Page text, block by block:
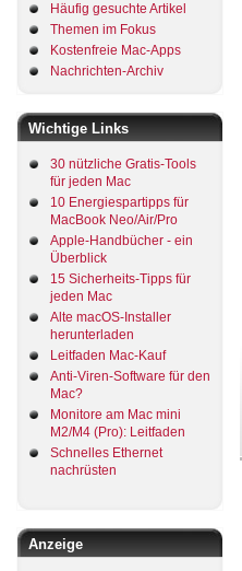
Häufig gesuchte Artikel
Themen im Fokus
Kostenfreie Mac-Apps
Nachrichten-Archiv
Wichtige Links
30 nützliche Gratis-Tools
für jeden Mac
10 Energiespartipps für
MacBook Neo/Air/Pro
Apple-Handbücher - ein
Überblick
15 Sicherheits-Tipps für
jeden Mac
Alte macOS-Installer
herunterladen
Leitfaden Mac-Kauf
Anti-Viren-Software für den
Mac?
Monitore am Mac mini
M2/M4 (Pro): Leitfaden
Schnelles Ethernet
nachrüsten
Anzeige